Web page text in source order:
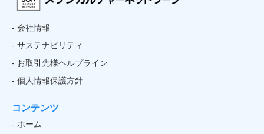
- 会社情報
- サステナビリティ
- お取引先様ヘルプライン
- 個人情報保護方針
コンテンツ
- ホーム